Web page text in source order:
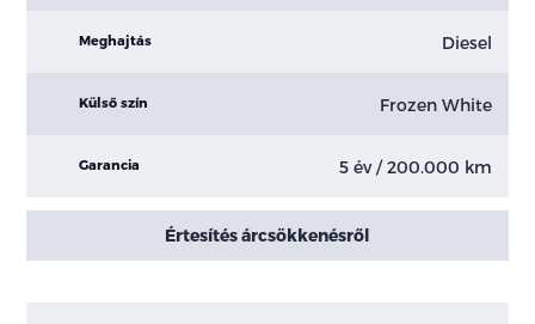
Meghajtás Diesel
Külső szín Frozen White
Garancia 5 év / 200.000 km
Értesítés árcsökkenésről